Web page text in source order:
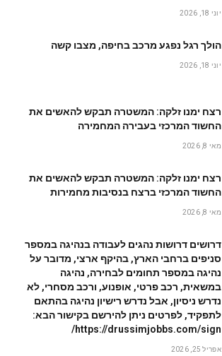
יוני 18, 2026
הולך רגל נפגע מרכב בחיפה, מצבו קשה
יוני 18, 2026
רצח ימנו זלקה: המשטרה תבקש להאשים את
החשוד המרכזי בעבירה המחמירה
מאי 8, 2026
רצח ימנו זלקה: המשטרה תבקש להאשים את
החשוד המרכזי ברצח בנסיבות מחמירות
מאי 8, 2026
דרושים דרושות נהגים לעבודה בנהיגה במספר
סניפים ברחבי הארץ, בהיקף ארצי, מדובר על
נהיגה במספר תחומים לבחירה, נהיגה
במשאית, רכב פרטי, אופנוע, ורכב מסחרי, לא
נדרש ניסיון, אבל נדרש רישיון נהיגה בהתאם
לתפקיד, לפרטים ניתן להירשם בקישור הבא:
https://drussimjobbs.com/sign/
אפריל 25, 2026